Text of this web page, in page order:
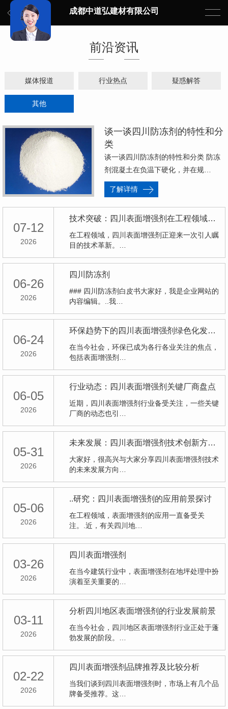
成都中道弘建材有限公司
前沿资讯
媒体报道 行业热点 疑惑解答
其他
谈一谈四川防冻剂的特性和分
类
谈一谈四川防冻剂的特性和分类 防冻
剂混凝土在负温下硬化，并在规…
了解详情
07-12
2026
技术突破：四川表面增强剂在工程领域的新应用探索
在工程领域，四川表面增强剂正迎来一次引人瞩
目的技术革新。…
06-26
2026
四川防冻剂
### 四川防冻剂白皮书大家好，我是企业网站的
内容编辑。..我…
06-24
2026
环保趋势下的四川表面增强剂绿色化发展策略
在当今社会，环保已成为各行各业关注的焦点，
包括表面增强剂…
06-05
2026
行业动态：四川表面增强剂关键厂商盘点
近期，四川表面增强剂行业备受关注，一些关键
厂商的动态也引…
05-31
2026
未来发展：四川表面增强剂技术创新方向解析
大家好，很高兴与大家分享四川表面增强剂技术
的未来发展方向…
05-06
2026
..研究：四川表面增强剂的应用前景探讨
在工程领域，表面增强剂的应用一直备受关
注。.近，有关四川地…
03-26
2026
四川表面增强剂
在当今建筑行业中，表面增强剂在地坪处理中扮
演着至关重要的…
03-11
2026
分析四川地区表面增强剂的行业发展前景
在当今社会，四川地区表面增强剂行业正处于蓬
勃发展的阶段。…
02-22
2026
四川表面增强剂品牌推荐及比较分析
当我们谈到四川表面增强剂时，市场上有几个品
牌备受推荐。这…